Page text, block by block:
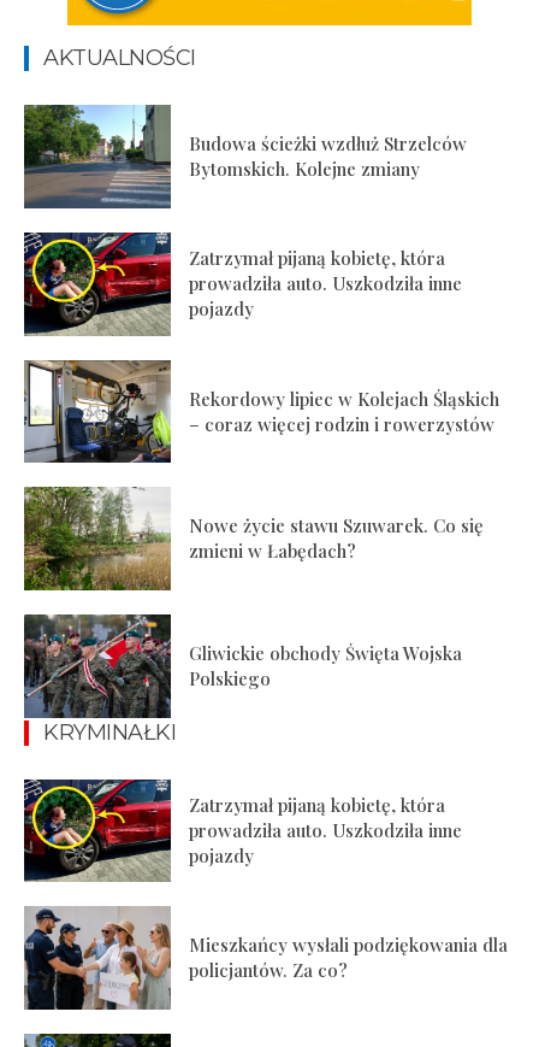
AKTUALNOŚCI
Budowa ścieżki wzdłuż Strzelców
Bytomskich. Kolejne zmiany
Zatrzymał pijaną kobietę, która
prowadziła auto. Uszkodziła inne
pojazdy
Rekordowy lipiec w Kolejach Śląskich
– coraz więcej rodzin i rowerzystów
Nowe życie stawu Szuwarek. Co się
zmieni w Łabędach?
Gliwickie obchody Święta Wojska
Polskiego
KRYMINAŁKI
Zatrzymał pijaną kobietę, która
prowadziła auto. Uszkodziła inne
pojazdy
Mieszkańcy wysłali podziękowania dla
policjantów. Za co?